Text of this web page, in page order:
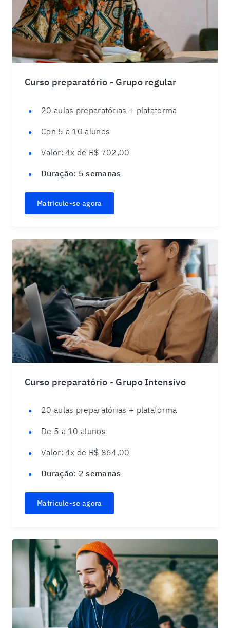
Curso preparatório - Grupo regular
20 aulas preparatórias + plataforma
Con 5 a 10 alunos
Valor: 4x de R$ 702,00
Duração: 5 semanas
Matricule-se agora
Curso preparatório - Grupo Intensivo
20 aulas preparatórias + plataforma
De 5 a 10 alunos
Valor: 4x de R$ 864,00
Duração: 2 semanas
Matricule-se agora